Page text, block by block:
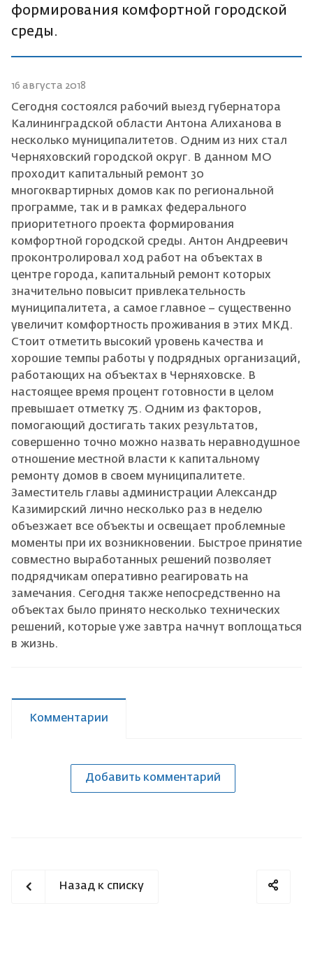
формирования комфортной городской
среды.
16 августа 2018
Сегодня состоялся рабочий выезд губернатора
Калининградской области Антона Алиханова в
несколько муниципалитетов. Одним из них стал
Черняховский городской округ. В данном МО
проходит капитальный ремонт 30
многоквартирных домов как по региональной
программе, так и в рамках федерального
приоритетного проекта формирования
комфортной городской среды. Антон Андреевич
проконтролировал ход работ на объектах в
центре города, капитальный ремонт которых
значительно повысит привлекательность
муниципалитета, а самое главное – существенно
увеличит комфортность проживания в этих МКД.
Стоит отметить высокий уровень качества и
хорошие темпы работы у подрядных организаций,
работающих на объектах в Черняховске. В
настоящее время процент готовности в целом
превышает отметку 75. Одним из факторов,
помогающий достигать таких результатов,
совершенно точно можно назвать неравнодушное
отношение местной власти к капитальному
ремонту домов в своем муниципалитете.
Заместитель главы администрации Александр
Казимирский лично несколько раз в неделю
объезжает все объекты и освещает проблемные
моменты при их возникновении. Быстрое принятие
совместно выработанных решений позволяет
подрядчикам оперативно реагировать на
замечания. Сегодня также непосредственно на
объектах было принято несколько технических
решений, которые уже завтра начнут воплощаться
в жизнь.
Комментарии
Добавить комментарий
Назад к списку